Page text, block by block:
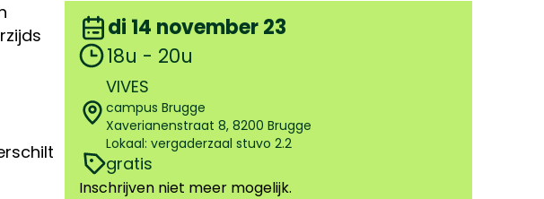
di 14 november 23
18u - 20u
VIVES
campus Brugge
Xaverianenstraat 8, 8200 Brugge
Lokaal: vergaderzaal stuvo 2.2
gratis
Inschrijven niet meer mogelijk.